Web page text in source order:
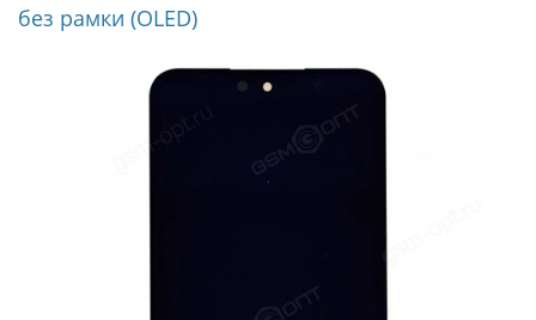
без рамки (OLED)